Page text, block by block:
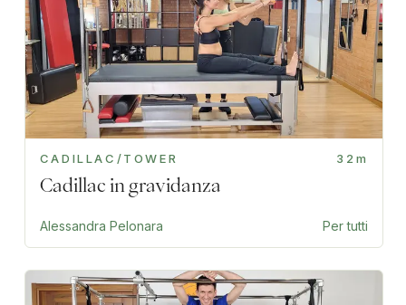
CADILLAC/TOWER 32m
Cadillac in gravidanza
Alessandra Pelonara Per tutti